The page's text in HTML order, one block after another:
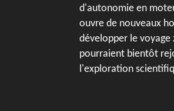
d'autonomie en
ouvre de nouveaux
développer le voyage
pourraient bientôt
l'exploration